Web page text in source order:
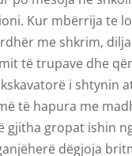
Kur mbërrija te
me shkrim,
të trupave dhe
i shtynin
të hapura me
gjitha gropat ishin
dëgjoja